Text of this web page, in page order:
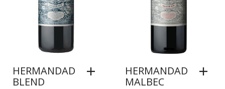
HERMANDAD
BLEND
HERMANDAD
MALBEC